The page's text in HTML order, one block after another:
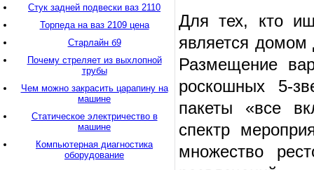
Для тех, кто
является домом
Размещение
роскошных 5-
пакеты «все
спектр
множество
Стук задней подвески ваз 2110
Торпеда на ваз 2109 цена
Старлайн б9
Почему стреляет из выхлопной
трубы
Чем можно закрасить царапину на
машине
Статическое электричество в
машине
Компьютерная диагностика
оборудование